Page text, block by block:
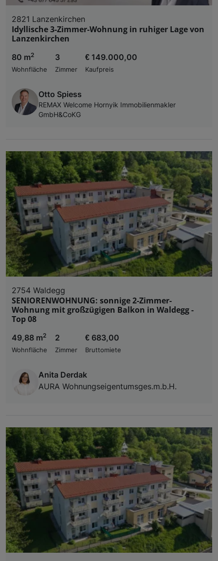
2821 Lanzenkirchen
Idyllische 3-Zimmer-Wohnung in ruhiger Lage von
Lanzenkirchen
80 m2
Wohnfläche
3
Zimmer
€ 149.000,00
Kaufpreis
Otto Spiess
REMAX Welcome Hornyik Immobilienmakler
GmbH&CoKG
2754 Waldegg
SENIORENWOHNUNG: sonnige 2-Zimmer-
Wohnung mit großzügigen Balkon in Waldegg -
Top 08
49,88 m2
Wohnfläche
2
Zimmer
€ 683,00
Bruttomiete
Anita Derdak
AURA Wohnungseigentumsges.m.b.H.